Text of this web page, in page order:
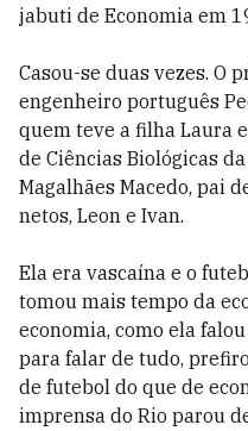
jabuti de Economia em
Casou-se duas vezes. O
engenheiro português
quem teve a filha Laura
de Ciências Biológicas
Magalhães Macedo, pai
netos, Leon e Ivan.
Ela era vascaína e o
tomou mais tempo da
economia, como ela falou
para falar de tudo,
de futebol do que de
imprensa do Rio parou